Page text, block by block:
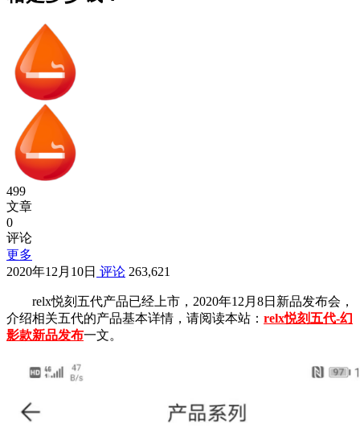
499
文章
0
评论
更多
2020年12月10日 评论 263,621
relx悦刻五代产品已经上市，2020年12月8日新品发布会，
介绍相关五代的产品基本详情，请阅读本站： relx悦刻五代-幻
影款新品发布一文。